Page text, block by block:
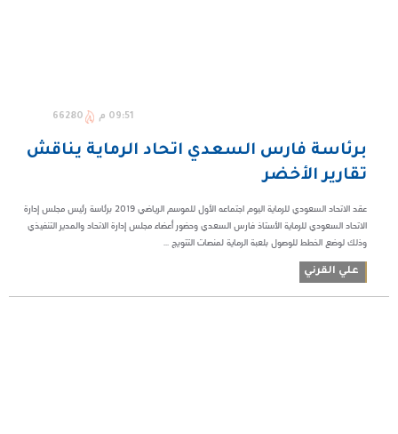
09:51 م 66280
برئاسة فارس السعدي اتحاد الرماية يناقش
تقارير الأخضر
عقد الاتحاد السعودي للرماية اليوم اجتماعه الأول للموسم الرياضي 2019 برئاسة رئيس مجلس إدارة
الاتحاد السعودي للرماية الأستاذ فارس السعدي وحضور أعضاء مجلس إدارة الاتحاد والمدير التنفيذي
وذلك لوضع الخطط للوصول بلعبة الرماية لمنصات التتويج ...
علي القرني